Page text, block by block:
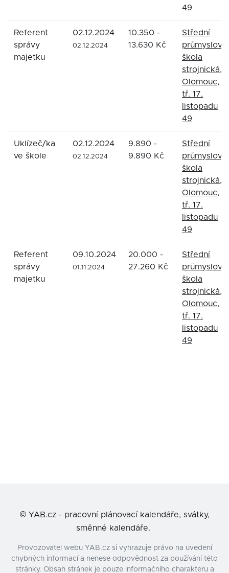
49
Referent
správy
majetku
02.12.2024
02.12.2024
10.350 -
13.630 Kč
Střední
průmyslová
škola
strojnická,
Olomouc,
tř. 17.
listopadu
49
Uklízeč/ka
ve škole
02.12.2024
02.12.2024
9.890 -
9.890 Kč
Střední
průmyslová
škola
strojnická,
Olomouc,
tř. 17.
listopadu
49
Referent
správy
majetku
09.10.2024
01.11.2024
20.000 -
27.260 Kč
Střední
průmyslová
škola
strojnická,
Olomouc,
tř. 17.
listopadu
49
© YAB.cz - pracovní plánovací kalendáře, svátky,
směnné kalendáře.
Provozovatel webu YAB.cz si vyhrazuje právo na uvedení
chybných informací a nenese odpovědnost za používání této
stránky. Obsah stránek je pouze informačního charakteru a